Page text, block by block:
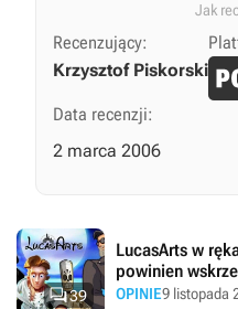
Jak
Recenzujący:
Krzysztof Piskorski
Data recenzji:
2 marca 2006
39
LucasArts w
powinien
OPINIE9 listopada